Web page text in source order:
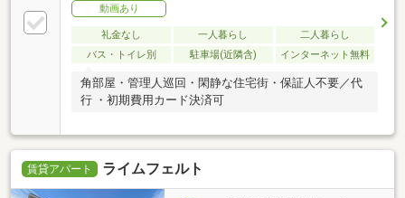
動画あり
礼金なし 一人暮らし
二人暮らし
バス・トイレ別
駐車場(近隣含) インターネット無料
角部屋・管理人巡回・閑静な住宅街・保証人不要／代
行 ・初期費用カード決済可
賃貸アパート ライムフェルト